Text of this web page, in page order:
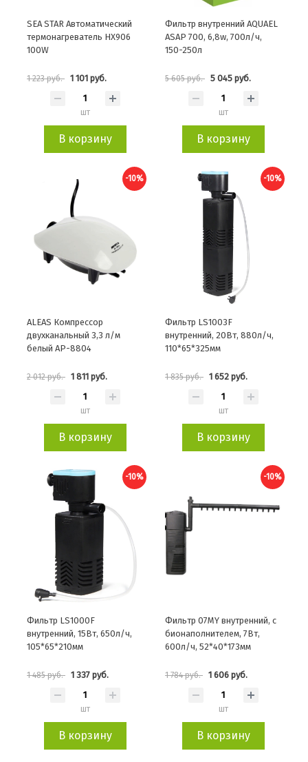
SEA STAR Автоматический
термонагреватель HX906
100W
1 223 руб. 1 101 руб.
шт
В корзину
Фильтр внутренний AQUAEL
ASAP 700, 6,8w, 700л/ч,
150-250л
5 605 руб. 5 045 руб.
шт
В корзину
-10%
ALEAS Компрессор
двухканальный 3,3 л/м
белый AP-8804
2 012 руб. 1 811 руб.
шт
В корзину
-10%
Фильтр LS1003F
внутренний, 20Вт, 880л/ч,
110*65*325мм
1 835 руб. 1 652 руб.
шт
В корзину
-10%
Фильтр LS1000F
внутренний, 15Вт, 650л/ч,
105*65*210мм
1 485 руб. 1 337 руб.
шт
В корзину
-10%
Фильтр 07MY внутренний, с
бионаполнителем, 7Вт,
600л/ч, 52*40*173мм
1 784 руб. 1 606 руб.
шт
В корзину